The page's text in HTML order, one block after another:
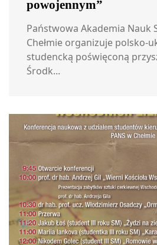
powojennym”
Państwowa Akademia Nauk
Chełmie organizuje polsko-
studencką poświęconą
Środk...